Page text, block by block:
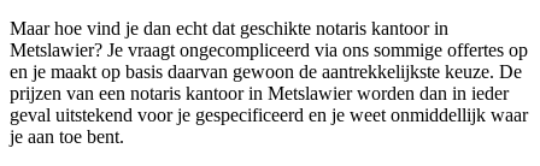
Maar hoe vind je dan echt dat geschikte notaris kantoor in
Metslawier? Je vraagt ongecompliceerd via ons sommige offertes op
en je maakt op basis daarvan gewoon de aantrekkelijkste keuze. De
prijzen van een notaris kantoor in Metslawier worden dan in ieder
geval uitstekend voor je gespecificeerd en je weet onmiddellijk waar
je aan toe bent.